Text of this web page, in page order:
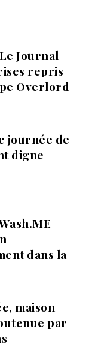
Journal
repris
Overlord
journée de
digne
dans la
maison
par